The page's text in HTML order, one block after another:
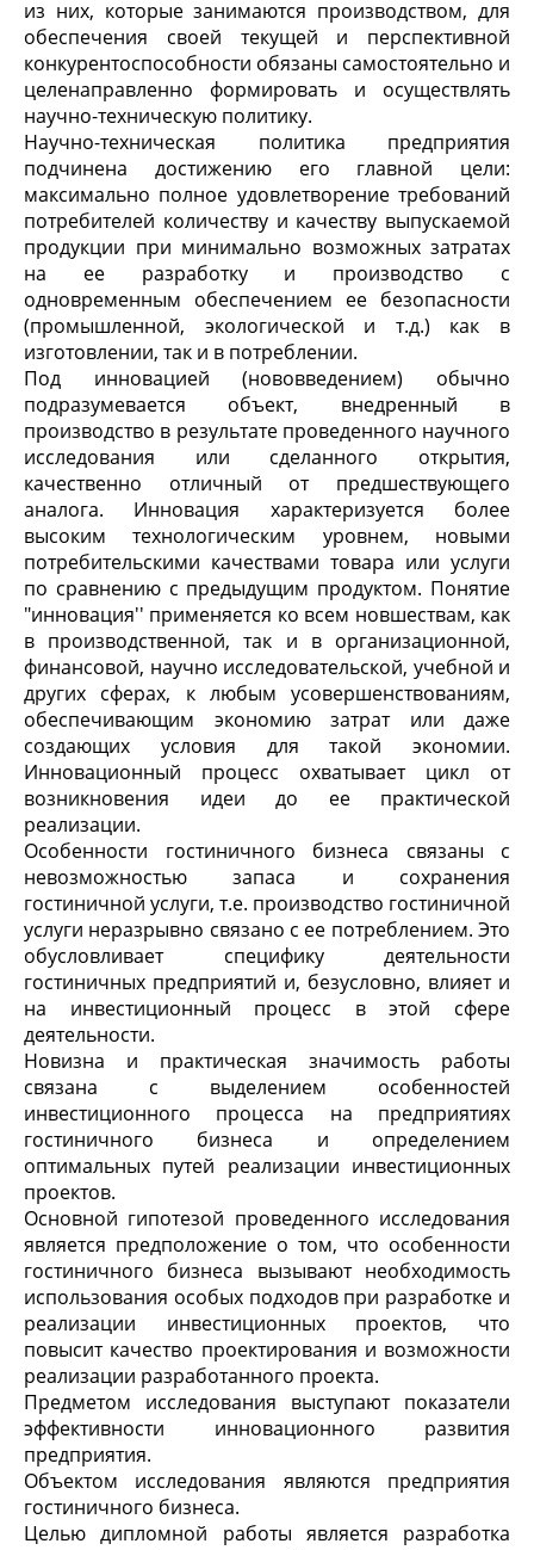
из них, которые занимаются производством, для
обеспечения своей текущей и перспективной
конкурентоспособности обязаны самостоятельно и
целенаправленно формировать и осуществлять
научно-техническую политику.
Научно-техническая политика предприятия
подчинена достижению его главной цели:
максимально полное удовлетворение требований
потребителей количеству и качеству выпускаемой
продукции при минимально возможных затратах
на ее разработку и производство с
одновременным обеспечением ее безопасности
(промышленной, экологической и т.д.) как в
изготовлении, так и в потреблении.
Под инновацией (нововведением) обычно
подразумевается объект, внедренный в
производство в результате проведенного научного
исследования или сделанного открытия,
качественно отличный от предшествующего
аналога. Инновация характеризуется более
высоким технологическим уровнем, новыми
потребительскими качествами товара или услуги
по сравнению с предыдущим продуктом. Понятие
"инновация'' применяется ко всем новшествам, как
в производственной, так и в организационной,
финансовой, научно исследовательской, учебной и
других сферах, к любым усовершенствованиям,
обеспечивающим экономию затрат или даже
создающих условия для такой экономии.
Инновационный процесс охватывает цикл от
возникновения идеи до ее практической
реализации.
Особенности гостиничного бизнеса связаны с
невозможностью запаса и сохранения
гостиничной услуги, т.е. производство гостиничной
услуги неразрывно связано с ее потреблением. Это
обусловливает специфику деятельности
гостиничных предприятий и, безусловно, влияет и
на инвестиционный процесс в этой сфере
деятельности.
Новизна и практическая значимость работы
связана с выделением особенностей
инвестиционного процесса на предприятиях
гостиничного бизнеса и определением
оптимальных путей реализации инвестиционных
проектов.
Основной гипотезой проведенного исследования
является предположение о том, что особенности
гостиничного бизнеса вызывают необходимость
использования особых подходов при разработке и
реализации инвестиционных проектов, что
повысит качество проектирования и возможности
реализации разработанного проекта.
Предметом исследования выступают показатели
эффективности инновационного развития
предприятия.
Объектом исследования являются предприятия
гостиничного бизнеса.
Целью дипломной работы является разработка